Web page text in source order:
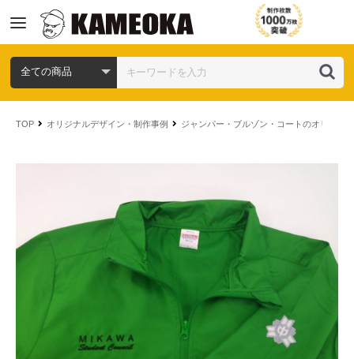
ン
プ
TOP オリジナルデザイン・制作事例 ジャンパー・ブルゾン・コートのオリジナ